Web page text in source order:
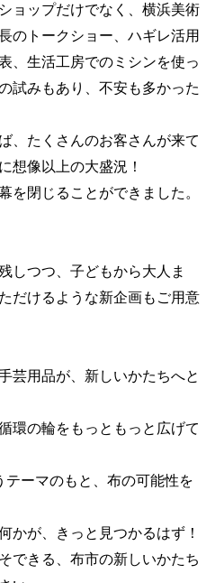
ョップだけでなく、横浜美術
のトークショー、ハギレ活用
、生活工房でのミシンを使っ
試みもあり、不安も多かった
、たくさんのお客さんが来て
想像以上の大盛況！
を閉じることができました。
しつつ、子どもから大人ま
だけるような新企画もご用意
芸用品が、新しいかたちへと
環の輪をもっともっと広げて
テーマのもと、布の可能性を
かが、きっと見つかるはず！
できる、布市の新しいかたち